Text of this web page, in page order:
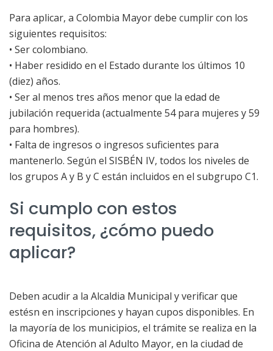
Para aplicar, a Colombia Mayor debe cumplir con los
siguientes requisitos:
• Ser colombiano.
• Haber residido en el Estado durante los últimos 10
(diez) años.
• Ser al menos tres años menor que la edad de
jubilación requerida (actualmente 54 para mujeres y 59
para hombres).
• Falta de ingresos o ingresos suficientes para
mantenerlo. Según el SISBÉN IV, todos los niveles de
los grupos A y B y C están incluidos en el subgrupo C1.
Si cumplo con estos
requisitos, ¿cómo puedo
aplicar?
Deben acudir a la Alcaldia Municipal y verificar que
estésn en inscripciones y hayan cupos disponibles. En
la mayoría de los municipios, el trámite se realiza en la
Oficina de Atención al Adulto Mayor, en la ciudad de